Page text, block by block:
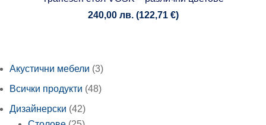
240,00 лв. (122,71 €)
Акустични мебели 33
продукта
Всички продукти 4848
Дизайнерски 4242